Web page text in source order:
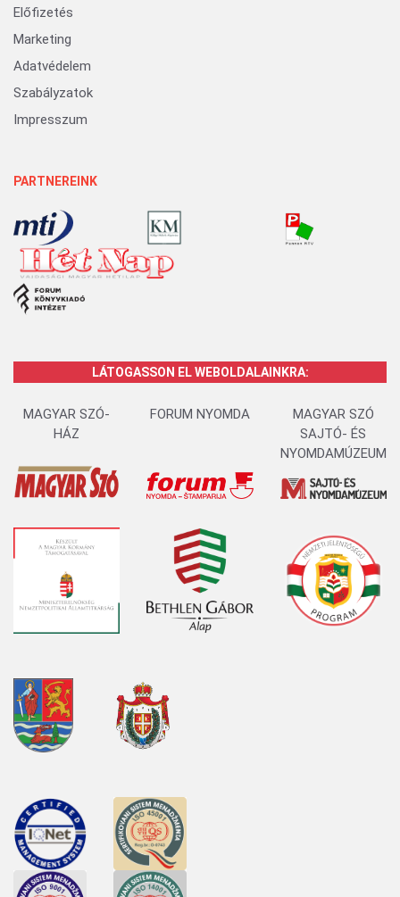
Előfizetés
Marketing
Adatvédelem
Szabályzatok
Impresszum
PARTNEREINK
LÁTOGASSON EL WEBOLDALAINKRA:
MAGYAR SZÓ-
HÁZ
FORUM NYOMDA
MAGYAR SZÓ
SAJTÓ- ÉS
NYOMDAMÚZEUM